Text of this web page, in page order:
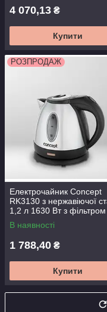
4 070,13 ₴
Купити
РОЗПРОДАЖ
Електрочайник Concept
RK3130 з нержавіючої
1,2 л 1630 Вт з фільтром
захистом від накипу
В наявності
1 788,40 ₴
Купити